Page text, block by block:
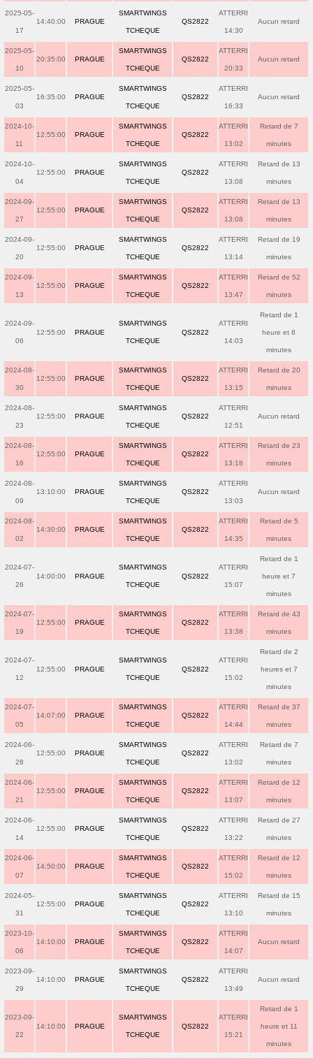
2025-05-
17
14:40:00 PRAGUE
SMARTWINGS
TCHEQUE
QS2822
ATTERRI
14:30
Aucun retard
2025-05-
10
20:35:00 PRAGUE
SMARTWINGS
TCHEQUE
QS2822
ATTERRI
20:33
Aucun retard
2025-05-
03
16:35:00 PRAGUE
SMARTWINGS
TCHEQUE
QS2822
ATTERRI
16:33
Aucun retard
2024-10-
11
12:55:00 PRAGUE
SMARTWINGS
TCHEQUE
QS2822
ATTERRI
13:02
Retard de 7
minutes
2024-10-
04
12:55:00 PRAGUE
SMARTWINGS
TCHEQUE
QS2822
ATTERRI
13:08
Retard de 13
minutes
2024-09-
27
12:55:00 PRAGUE
SMARTWINGS
TCHEQUE
QS2822
ATTERRI
13:08
Retard de 13
minutes
2024-09-
20
12:55:00 PRAGUE
SMARTWINGS
TCHEQUE
QS2822
ATTERRI
13:14
Retard de 19
minutes
2024-09-
13
12:55:00 PRAGUE
SMARTWINGS
TCHEQUE
QS2822
ATTERRI
13:47
Retard de 52
minutes
2024-09-
06
12:55:00 PRAGUE
SMARTWINGS
TCHEQUE
QS2822
ATTERRI
14:03
Retard de 1
heure et 8
minutes
2024-08-
30
12:55:00 PRAGUE
SMARTWINGS
TCHEQUE
QS2822
ATTERRI
13:15
Retard de 20
minutes
2024-08-
23
12:55:00 PRAGUE
SMARTWINGS
TCHEQUE
QS2822
ATTERRI
12:51
Aucun retard
2024-08-
16
12:55:00 PRAGUE
SMARTWINGS
TCHEQUE
QS2822
ATTERRI
13:18
Retard de 23
minutes
2024-08-
09
13:10:00 PRAGUE
SMARTWINGS
TCHEQUE
QS2822
ATTERRI
13:03
Aucun retard
2024-08-
02
14:30:00 PRAGUE
SMARTWINGS
TCHEQUE
QS2822
ATTERRI
14:35
Retard de 5
minutes
2024-07-
26
14:00:00 PRAGUE
SMARTWINGS
TCHEQUE
QS2822
ATTERRI
15:07
Retard de 1
heure et 7
minutes
2024-07-
19
12:55:00 PRAGUE
SMARTWINGS
TCHEQUE
QS2822
ATTERRI
13:38
Retard de 43
minutes
2024-07-
12
12:55:00 PRAGUE
SMARTWINGS
TCHEQUE
QS2822
ATTERRI
15:02
Retard de 2
heures et 7
minutes
2024-07-
05
14:07:00 PRAGUE
SMARTWINGS
TCHEQUE
QS2822
ATTERRI
14:44
Retard de 37
minutes
2024-06-
28
12:55:00 PRAGUE
SMARTWINGS
TCHEQUE
QS2822
ATTERRI
13:02
Retard de 7
minutes
2024-06-
21
12:55:00 PRAGUE
SMARTWINGS
TCHEQUE
QS2822
ATTERRI
13:07
Retard de 12
minutes
2024-06-
14
12:55:00 PRAGUE
SMARTWINGS
TCHEQUE
QS2822
ATTERRI
13:22
Retard de 27
minutes
2024-06-
07
14:50:00 PRAGUE
SMARTWINGS
TCHEQUE
QS2822
ATTERRI
15:02
Retard de 12
minutes
2024-05-
31
12:55:00 PRAGUE
SMARTWINGS
TCHEQUE
QS2822
ATTERRI
13:10
Retard de 15
minutes
2023-10-
06
14:10:00 PRAGUE
SMARTWINGS
TCHEQUE
QS2822
ATTERRI
14:07
Aucun retard
2023-09-
29
14:10:00 PRAGUE
SMARTWINGS
TCHEQUE
QS2822
ATTERRI
13:49
Aucun retard
2023-09-
22
14:10:00 PRAGUE
SMARTWINGS
TCHEQUE
QS2822
ATTERRI
15:21
Retard de 1
heure et 11
minutes